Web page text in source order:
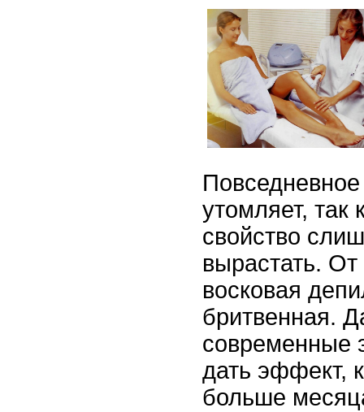
утомляет, так
свойство
вырастать. От
восковая
бритвенная.
современные
дать эффект,
больше